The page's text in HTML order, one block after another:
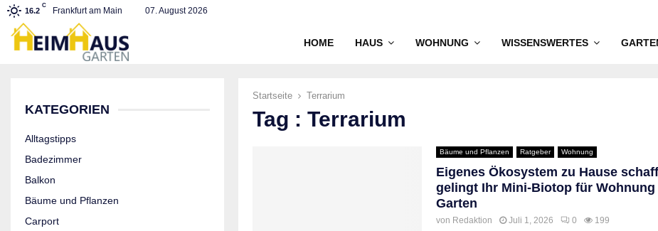
16.2
C
Frankfurt am Main 07. August 2026
HOME HAUS WOHNUNG WISSENSWERTES
Startseite Terrarium
Tag : Terrarium
Bäume und Pflanzen Ratgeber Wohnung
Eigenes Ökosystem zu Hause
gelingt Ihr Mini-Biotop für Wohnung
Garten
von Redaktion Juli 1, 2026 0 199
KATEGORIEN
Alltagstipps
Badezimmer
Balkon
Bäume und Pflanzen
Carport